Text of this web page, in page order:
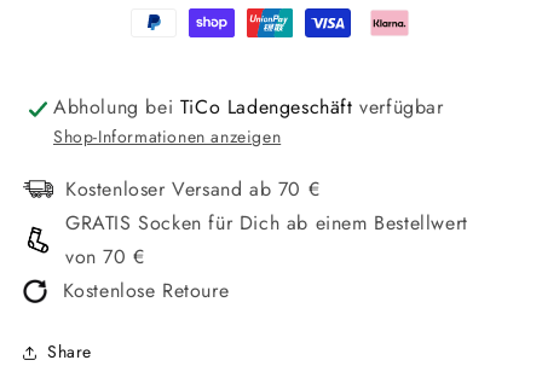
Abholung bei TiCo Ladengeschäft verfügbar
Shop-Informationen anzeigen
Kostenloser Versand ab 70 €
GRATIS Socken für Dich ab einem Bestellwert
von 70 €
Kostenlose Retoure
Share